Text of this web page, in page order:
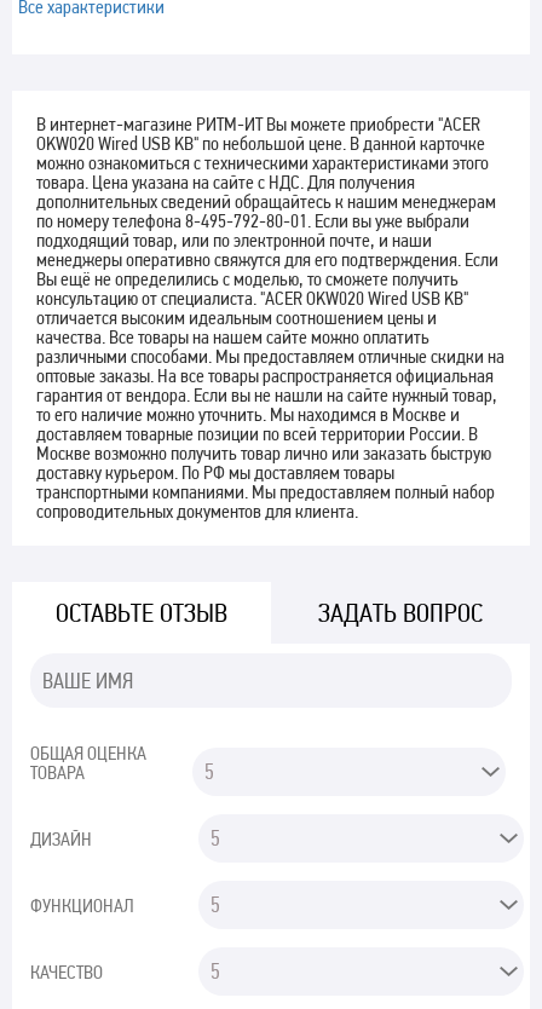
Все характеристики
В интернет-магазине РИТМ-ИТ Вы можете приобрести "ACER
OKW020 Wired USB KB" по небольшой цене. В данной карточке
можно ознакомиться с техническими характеристиками этого
товара. Цена указана на сайте с НДС. Для получения
дополнительных сведений обращайтесь к нашим менеджерам
по номеру телефона 8-495-792-80-01. Если вы уже выбрали
подходящий товар, или по электронной почте, и наши
менеджеры оперативно свяжутся для его подтверждения. Если
Вы ещё не определились с моделью, то сможете получить
консультацию от специалиста. "ACER OKW020 Wired USB KB"
отличается высоким идеальным соотношением цены и
качества. Все товары на нашем сайте можно оплатить
различными способами. Мы предоставляем отличные скидки на
оптовые заказы. На все товары распространяется официальная
гарантия от вендора. Если вы не нашли на сайте нужный товар,
то его наличие можно уточнить. Мы находимся в Москве и
доставляем товарные позиции по всей территории России. В
Москве возможно получить товар лично или заказать быструю
доставку курьером. По РФ мы доставляем товары
транспортными компаниями. Мы предоставляем полный набор
сопроводительных документов для клиента.
ОСТАВЬТЕ ОТЗЫВ ЗАДАТЬ ВОПРОС
ОБЩАЯ ОЦЕНКА
ТОВАРА
ДИЗАЙН
ФУНКЦИОНАЛ
КАЧЕСТВО